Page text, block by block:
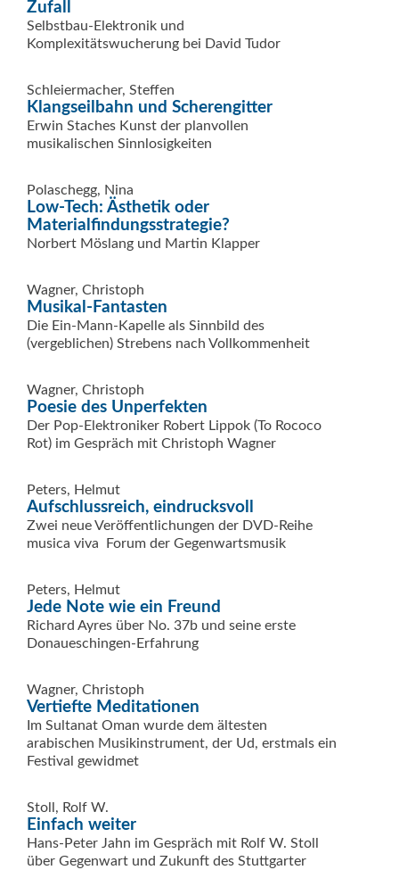
Zufall
Selbstbau-Elektronik und
Komplexitätswucherung bei David Tudor
Schleiermacher, Steffen
Klangseilbahn und Scherengitter
Erwin Staches Kunst der planvollen
musikalischen Sinnlosigkeiten
Polaschegg, Nina
Low-Tech: Ästhetik oder
Materialfindungsstrategie?
Norbert Möslang und Martin Klapper
Wagner, Christoph
Musikal-Fantasten
Die Ein-Mann-Kapelle als Sinnbild des
(vergeblichen) Strebens nach Vollkommenheit
Wagner, Christoph
Poesie des Unperfekten
Der Pop-Elektroniker Robert Lippok (To Rococo
Rot) im Gespräch mit Christoph Wagner
Peters, Helmut
Aufschlussreich, eindrucksvoll
Zwei neue Veröffentlichungen der DVD-Reihe
musica viva  Forum der Gegenwartsmusik
Peters, Helmut
Jede Note wie ein Freund
Richard Ayres über No. 37b und seine erste
Donaueschingen-Erfahrung
Wagner, Christoph
Vertiefte Meditationen
Im Sultanat Oman wurde dem ältesten
arabischen Musikinstrument, der Ud, erstmals ein
Festival gewidmet
Stoll, Rolf W.
Einfach weiter
Hans-Peter Jahn im Gespräch mit Rolf W. Stoll
über Gegenwart und Zukunft des Stuttgarter